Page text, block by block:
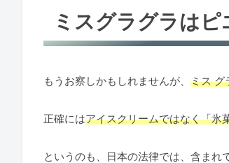
ミスグラグラは
もうお察しかもしれませんが、 ミス グ
正確にはアイスクリームではなく「氷
というのも、日本の法律では、含まれ